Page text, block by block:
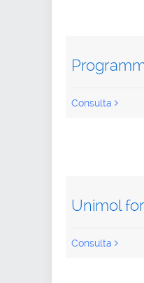
Consulta
Unimol
Consulta